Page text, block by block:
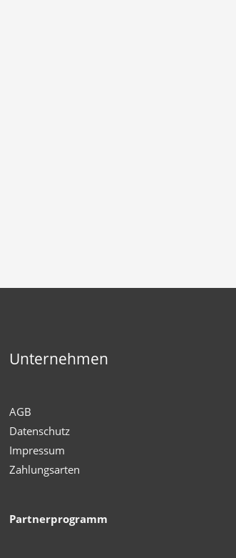
Unternehmen
AGB
Datenschutz
Impressum
Zahlungsarten
Partnerprogramm